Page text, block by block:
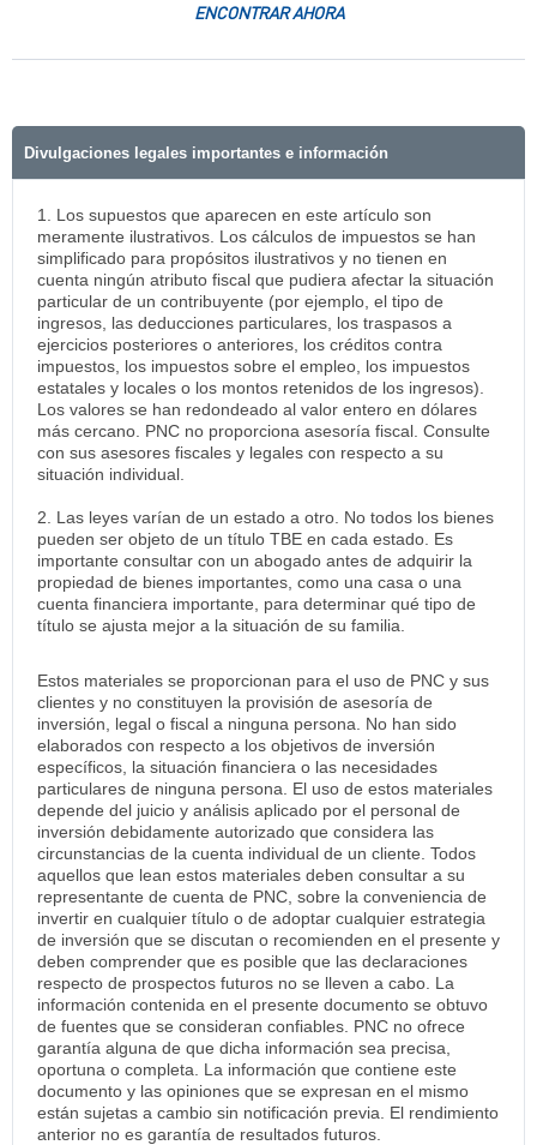
ENCONTRAR AHORA
Divulgaciones legales importantes e información
1. Los supuestos que aparecen en este artículo son
meramente ilustrativos. Los cálculos de impuestos se han
simplificado para propósitos ilustrativos y no tienen en
cuenta ningún atributo fiscal que pudiera afectar la situación
particular de un contribuyente (por ejemplo, el tipo de
ingresos, las deducciones particulares, los traspasos a
ejercicios posteriores o anteriores, los créditos contra
impuestos, los impuestos sobre el empleo, los impuestos
estatales y locales o los montos retenidos de los ingresos).
Los valores se han redondeado al valor entero en dólares
más cercano. PNC no proporciona asesoría fiscal. Consulte
con sus asesores fiscales y legales con respecto a su
situación individual.
2. Las leyes varían de un estado a otro. No todos los bienes
pueden ser objeto de un título TBE en cada estado. Es
importante consultar con un abogado antes de adquirir la
propiedad de bienes importantes, como una casa o una
cuenta financiera importante, para determinar qué tipo de
título se ajusta mejor a la situación de su familia.
Estos materiales se proporcionan para el uso de PNC y sus
clientes y no constituyen la provisión de asesoría de
inversión, legal o fiscal a ninguna persona. No han sido
elaborados con respecto a los objetivos de inversión
específicos, la situación financiera o las necesidades
particulares de ninguna persona. El uso de estos materiales
depende del juicio y análisis aplicado por el personal de
inversión debidamente autorizado que considera las
circunstancias de la cuenta individual de un cliente. Todos
aquellos que lean estos materiales deben consultar a su
representante de cuenta de PNC, sobre la conveniencia de
invertir en cualquier título o de adoptar cualquier estrategia
de inversión que se discutan o recomienden en el presente y
deben comprender que es posible que las declaraciones
respecto de prospectos futuros no se lleven a cabo. La
información contenida en el presente documento se obtuvo
de fuentes que se consideran confiables. PNC no ofrece
garantía alguna de que dicha información sea precisa,
oportuna o completa. La información que contiene este
documento y las opiniones que se expresan en el mismo
están sujetas a cambio sin notificación previa. El rendimiento
anterior no es garantía de resultados futuros.